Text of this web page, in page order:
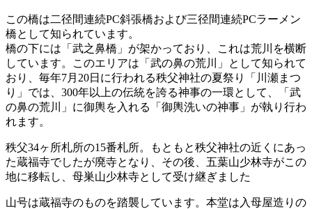
この橋は二径間連続PC斜張橋および三径間連続PCラーメン
橋として知られています。
橋の下には「武之鼻橋」が架かっており、これは荒川を横断
しています。このエリアは「武の鼻の荒川」として知られて
おり、毎年7月20日に行われる秩父神社の夏祭り「川瀬まつ
り」では、300年以上の伝統を誇る神事の一環として、「武
の鼻の荒川」に御輿を入れる「御輿洗いの神事」が執り行わ
れます。
秩父34ヶ所札所の15番札所。もともと秩父神社の近くにあっ
た蔵福寺でしたが廃寺となり、その後、五葉山少林寺がこの
地に移転し、母巣山少林寺として受け継ぎました
山号は蔵福寺のものを踏襲しています。本堂は入母屋造りの